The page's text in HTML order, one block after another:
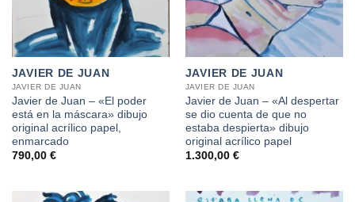
JAVIER DE JUAN
JAVIER DE JUAN
Javier de Juan – «El poder
está en la máscara» dibujo
original acrílico papel,
enmarcado
790,00 €
JAVIER DE JUAN
JAVIER DE JUAN
Javier de Juan – «Al despertar
se dio cuenta de que no
estaba despierta» dibujo
original acrílico papel
1.300,00 €